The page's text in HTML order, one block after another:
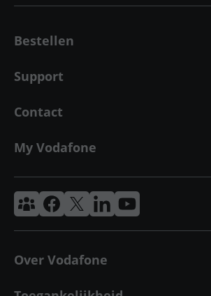
Bestellen
Support
Contact
My Vodafone
Vodafone & Ziggo Community
Vodafone Facebook
Vodafone XVodafoneZiggo LinkedIn
Vodafone YouTube
Over Vodafone